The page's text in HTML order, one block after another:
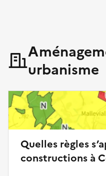
urbanisme
Quelles règles
constructions à